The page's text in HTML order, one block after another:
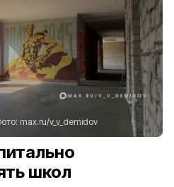
max.ru/v_v_demidov
школ